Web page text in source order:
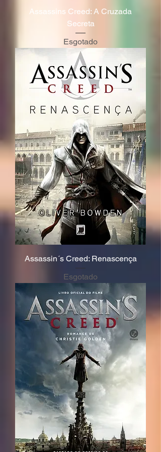
Assassins Creed: A Cruzada
Secreta
Esgotado
Assassin´s Creed: Renascença
Esgotado